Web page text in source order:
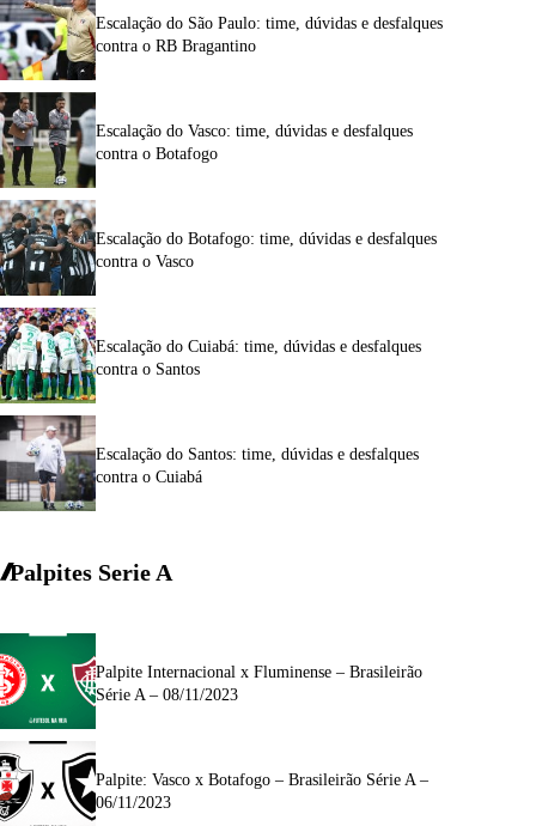
Escalação do São Paulo: time, dúvidas e desfalques
contra o RB Bragantino
Escalação do Vasco: time, dúvidas e desfalques
contra o Botafogo
Escalação do Botafogo: time, dúvidas e desfalques
contra o Vasco
Escalação do Cuiabá: time, dúvidas e desfalques
contra o Santos
Escalação do Santos: time, dúvidas e desfalques
contra o Cuiabá
Palpites Serie A
Palpite Internacional x Fluminense – Brasileirão
Série A – 08/11/2023
Palpite: Vasco x Botafogo – Brasileirão Série A –
06/11/2023